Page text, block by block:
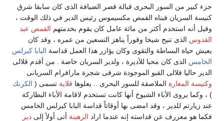
جزء كبير من السور البحرى قبالة قصر الضيافة الذى كان سابقا شرق
كنيسة السريان فبناه القمص مكسيموس رئيس الدير في ذلك الوقت ،
وقيل أنه استخدم أكثر من مائة عامل كان يقوم بخدمتهمالقمص عبد
القدوسالذى تنيح شيخا وقوراً يناهز التسعين من عمره ، وقد كان
يعيش حياة البساطة والتقوى وكان يؤازر هذا العمل قداسةالبابا كيرلس
الخامسالذى كان محبا للأديرة ، ولدير السريان خاصة . من أقدم قلالى
الدير حاليا قلالى القبو الموجودة شرقى شجرة مارافرام السريانى
وكنيسة المغارةالملاصقة للسور البحرى .. يعلوهاقلايةتسمى (الكرنك
) ، وكما يروى الأباء الشيوخ أنها كانت تستخدم لاقامة الأباء البطاركة
عند زيارتم للدير ، وقد امضى بها أوقاتاً قداسة البابا كيرلس الخامس
فكما هو معررف عن قداسته إنه عندما ارادالرهبنةأتى أولأ إلىدير